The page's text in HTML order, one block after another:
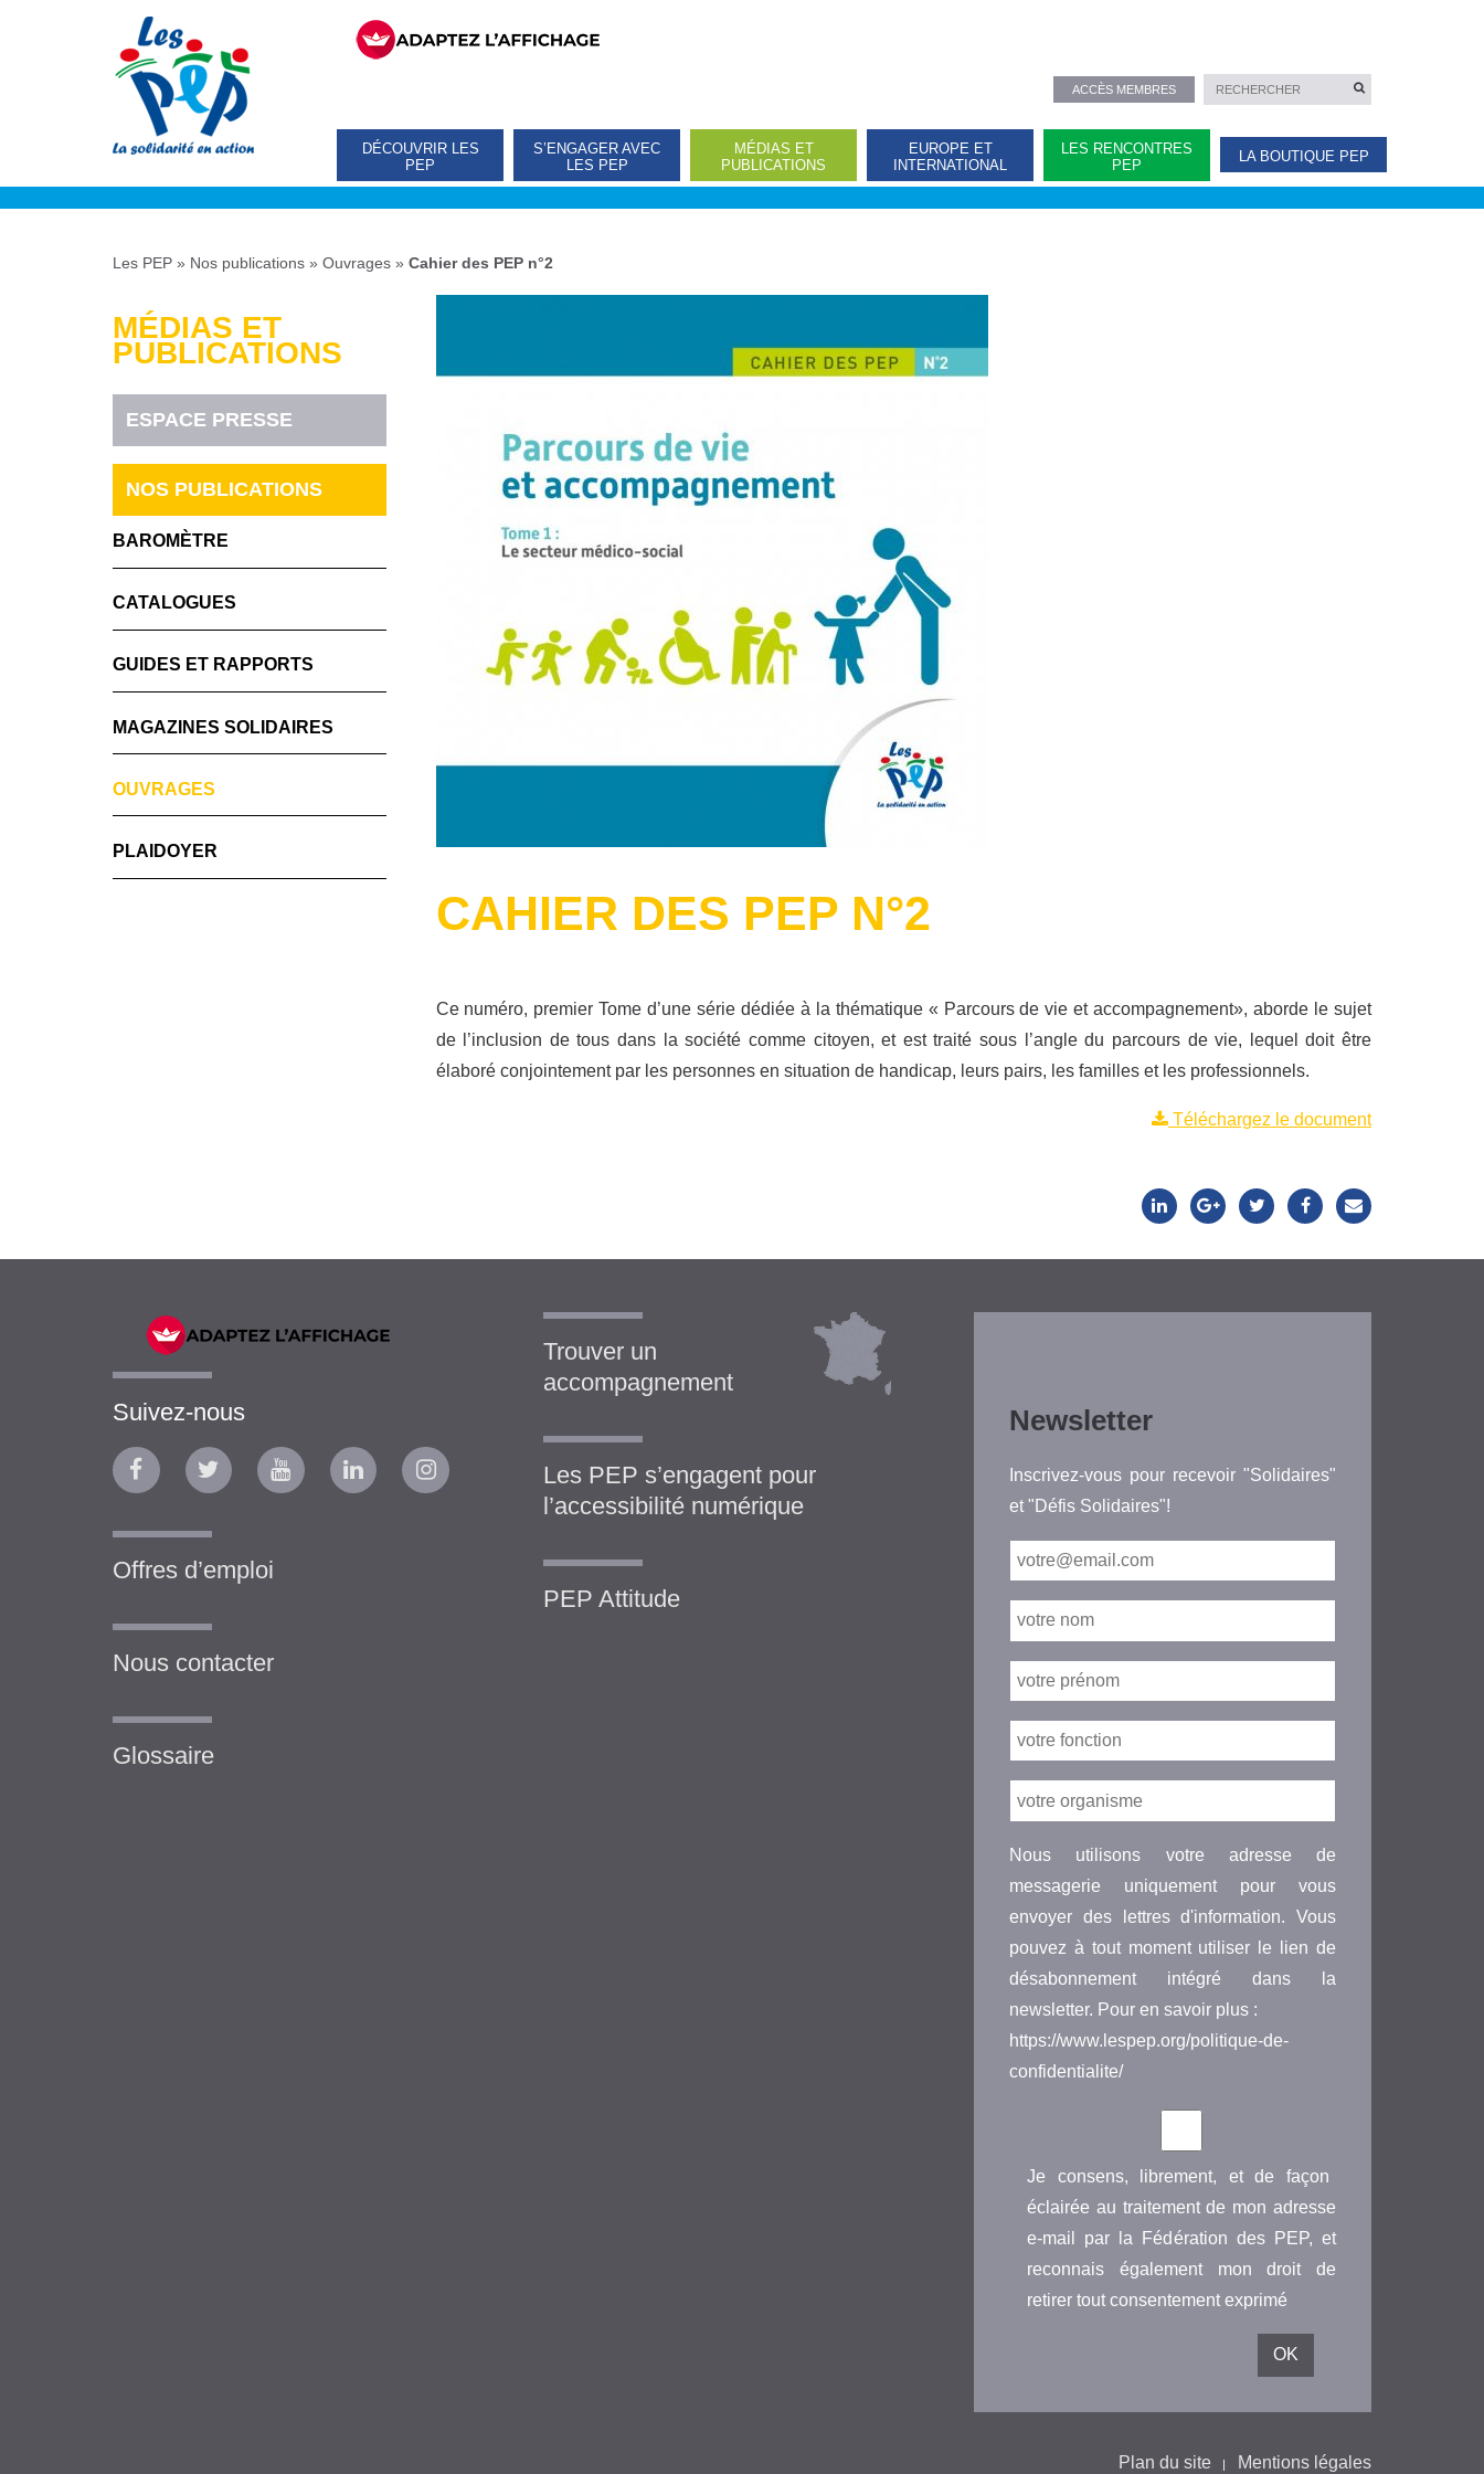
ACCÈS MEMBRES
DÉCOUVRIR LES
PEP
S’ENGAGER AVEC
LES PEP
MÉDIAS ET
PUBLICATIONS
EUROPE ET
INTERNATIONAL
LES RENCONTRES
PEP
LA BOUTIQUE PEP
Les PEP » Nos publications » Ouvrages » Cahier des PEP n°2
MÉDIAS ET
PUBLICATIONS
ESPACE PRESSE
NOS PUBLICATIONS
BAROMÈTRE
CATALOGUES
GUIDES ET RAPPORTS
MAGAZINES SOLIDAIRES
OUVRAGES
PLAIDOYER
CAHIER DES PEP N°2
Ce numéro, premier Tome d’une série dédiée à la thématique « Parcours de vie et accompagnement», aborde le sujet
de l’inclusion de tous dans la société comme citoyen, et est traité sous l’angle du parcours de vie, lequel doit être
élaboré conjointement par les personnes en situation de handicap, leurs pairs, les familles et les professionnels.
Téléchargez le document
Suivez-nous
Offres d’emploi
Nous contacter
Glossaire
Trouver un
accompagnement
Les PEP s’engagent pour
l’accessibilité numérique
PEP Attitude
Newsletter
Inscrivez-vous pour recevoir "Solidaires"
et "Défis Solidaires"!
Nous utilisons votre adresse de
messagerie uniquement pour vous
envoyer des lettres d'information. Vous
pouvez à tout moment utiliser le lien de
désabonnement intégré dans la
newsletter. Pour en savoir plus :
https://www.lespep.org/politique-de-
confidentialite/
Je consens, librement, et de façon
éclairée au traitement de mon adresse
e-mail par la Fédération des PEP, et
reconnais également mon droit de
retirer tout consentement exprimé
Plan du site Mentions légales